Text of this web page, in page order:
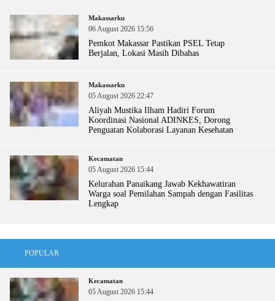
Makassarku
06 August 2026 15:56
Pemkot Makassar Pastikan PSEL Tetap
Berjalan, Lokasi Masih Dibahas
Makassarku
05 August 2026 22:47
Aliyah Mustika Ilham Hadiri Forum
Koordinasi Nasional ADINKES, Dorong
Penguatan Kolaborasi Layanan Kesehatan
Kecamatan
05 August 2026 15:44
Kelurahan Panaikang Jawab Kekhawatiran
Warga soal Pemilahan Sampah dengan Fasilitas
Lengkap
POPULAR
Kecamatan
05 August 2026 15:44